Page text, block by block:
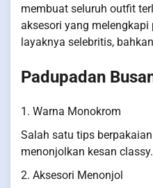
membuat seluruh outfit
aksesori yang
layaknya selebritis,
Padupadan
1. Warna Monokrom
Salah satu tips
menonjolkan kesan classy.
2. Aksesori Menonjol